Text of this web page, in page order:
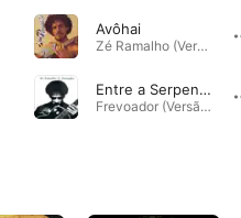
Avôhai
Zé Ramalho (Versão com Faixas Bônus) · 1978
Entre a Serpente e a Estrela (Amarillo By Money)
Frevoador (Versão com Faixas Bônus) · 1992